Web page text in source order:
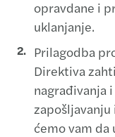
opravdane i
uklanjanje.
Prilagodba
Direktiva
nagrađivanja
ćemo vam